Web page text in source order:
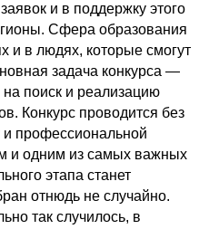
и в поддержку этого
Сфера образования
и в людях, которые смогут
задача конкурса —
поиск и реализацию
Конкурс проводится без
и профессиональной
и одним из самых важных
этапа станет
отнюдь не случайно.
так случилось, в